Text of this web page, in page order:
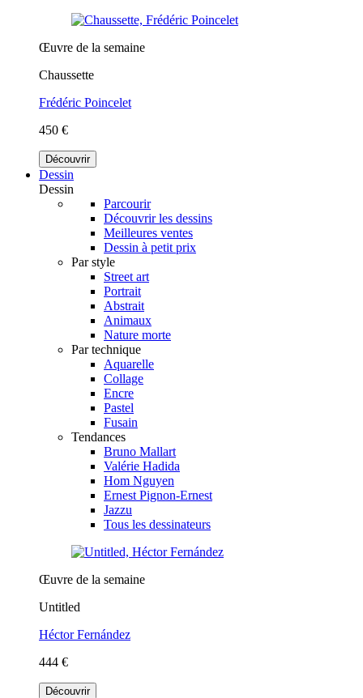
Œuvre de la semaine
Chaussette
Frédéric Poincelet
450 €
Découvrir
Dessin
Dessin
Parcourir
Découvrir les dessins
Meilleures ventes
Dessin à petit prix
Par style
Street art
Portrait
Abstrait
Animaux
Nature morte
Par technique
Aquarelle
Collage
Encre
Pastel
Fusain
Tendances
Bruno Mallart
Valérie Hadida
Hom Nguyen
Ernest Pignon-Ernest
Jazzu
Tous les dessinateurs
Œuvre de la semaine
Untitled
Héctor Fernández
444 €
Découvrir